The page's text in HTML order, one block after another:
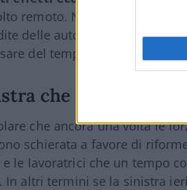
remoto. Non
delle auto con motore
del tempo potrebbero
che sacrifica i
che ancora una volta le
schierata a favore di
le lavoratrici che un tempo
In altri termini se la sinistra